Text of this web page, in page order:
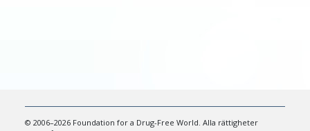
© 2006–2026 Foundation for a Drug-Free World. Alla rättigheter